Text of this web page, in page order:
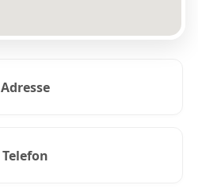
Adresse
Telefon